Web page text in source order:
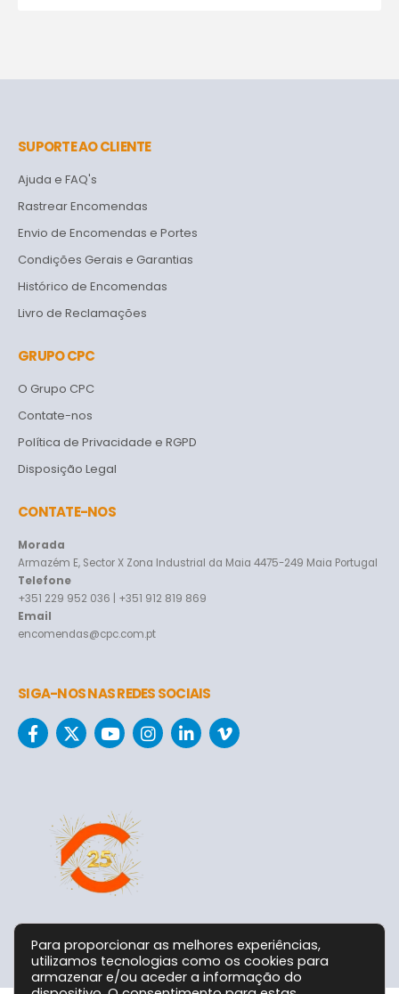
SUPORTE AO CLIENTE
Ajuda e FAQ's
Rastrear Encomendas
Envio de Encomendas e Portes
Condições Gerais e Garantias
Histórico de Encomendas
Livro de Reclamações
GRUPO CPC
O Grupo CPC
Contate-nos
Política de Privacidade e RGPD
Disposição Legal
CONTATE-NOS
Morada
Armazém E, Sector X Zona Industrial da Maia 4475-249 Maia Portugal
Telefone
+351 229 952 036 | +351 912 819 869
Email
encomendas@cpc.com.pt
SIGA-NOS NAS REDES SOCIAIS
Para proporcionar as melhores experiências,
utilizamos tecnologias como os cookies para
armazenar e/ou aceder a informação do